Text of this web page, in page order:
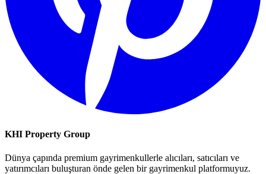
KHI Property Group
Dünya çapında premium gayrimenkullerle alıcıları, satıcıları ve
yatırımcıları buluşturan önde gelen bir gayrimenkul platformuyuz.